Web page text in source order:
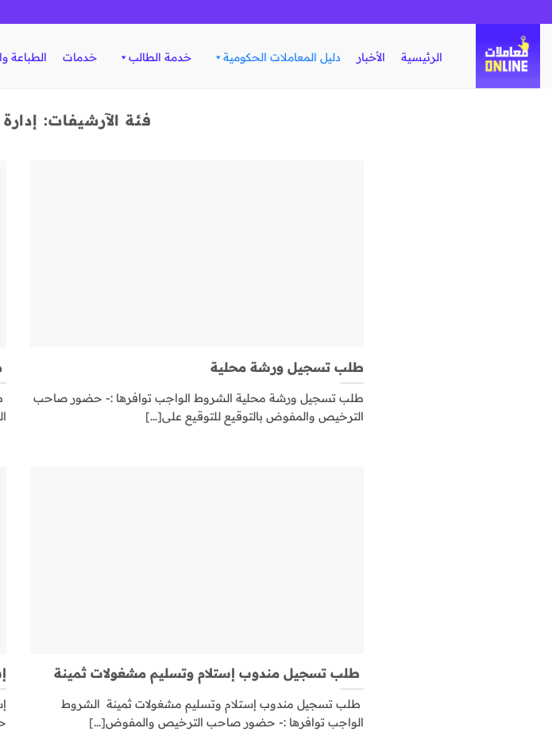
الرئيسية الأخبار دليل المعاملات الحكومية خدمة الطالب خدمات الطباعة
فئة الآرشيفات:
طلب تسجيل ورشة محلية
طلب تسجيل ورشة محلية الشروط الواجب توافرها :- حضور صاحب
الترخيص والمفوض بالتوقيع للتوقيع على[...]
طلب تسجيل مندوب إستلام وتسليم مشغولات ثمينة
طلب تسجيل مندوب إستلام وتسليم مشغولات ثمينة الشروط
الواجب توافرها :- حضور صاحب الترخيص والمفوض[...]